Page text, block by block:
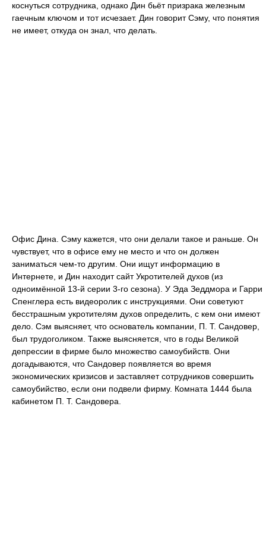
коснуться сотрудника, однако Дин бьёт призрака железным
гаечным ключом и тот исчезает. Дин говорит Сэму, что понятия
не имеет, откуда он знал, что делать.
Офис Дина. Сэму кажется, что они делали такое и раньше. Он
чувствует, что в офисе ему не место и что он должен
заниматься чем-то другим. Они ищут информацию в
Интернете, и Дин находит сайт Укротителей духов (из
одноимённой 13-й серии 3-го сезона). У Эда Зеддмора и Гарри
Спенглера есть видеоролик с инструкциями. Они советуют
бесстрашным укротителям духов определить, с кем они имеют
дело. Сэм выясняет, что основатель компании, П. Т. Сандовер,
был трудоголиком. Также выясняется, что в годы Великой
депрессии в фирме было множество самоубийств. Они
догадываются, что Сандовер появляется во время
экономических кризисов и заставляет сотрудников совершить
самоубийство, если они подвели фирму. Комната 1444 была
кабинетом П. Т. Сандовера.